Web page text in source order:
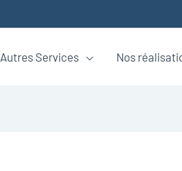
Autres Services Nos